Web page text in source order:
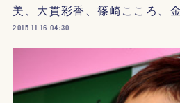
美、大貫彩香、篠崎こころ、
2015.11.16 04:30